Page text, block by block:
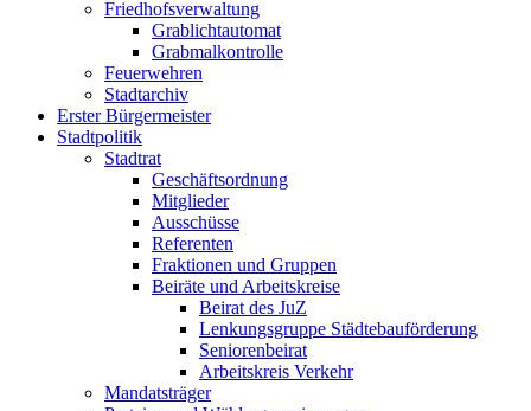
Friedhofsverwaltung
Grablichtautomat
Grabmalkontrolle
Feuerwehren
Stadtarchiv
Erster Bürgermeister
Stadtpolitik
Stadtrat
Geschäftsordnung
Mitglieder
Ausschüsse
Referenten
Fraktionen und Gruppen
Beiräte und Arbeitskreise
Beirat des JuZ
Lenkungsgruppe Städtebauförderung
Seniorenbeirat
Arbeitskreis Verkehr
Mandatsträger